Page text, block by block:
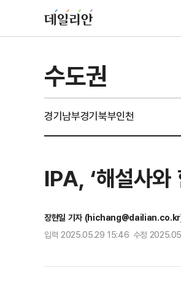
수도권
경기남부경기북부인천
IPA, ‘해설사와
장현일 기자
입력 2025.05.29 15:46 수정